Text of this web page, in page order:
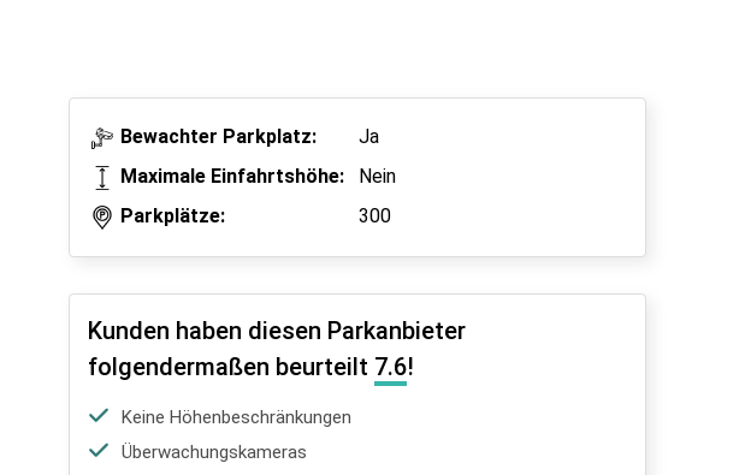
Bewachter Parkplatz:
Ja
Maximale Einfahrtshöhe:
Nein
Parkplätze:
300
Kunden haben diesen Parkanbieter
folgendermaßen beurteilt 7.6!
Keine Höhenbeschränkungen
Überwachungskameras